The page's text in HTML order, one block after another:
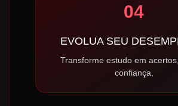
04
EVOLUA SEU
Transforme estudo em
confiança.